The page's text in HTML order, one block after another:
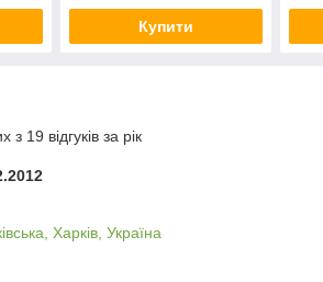
Купити
19 відгуків за рік
Харків, Україна